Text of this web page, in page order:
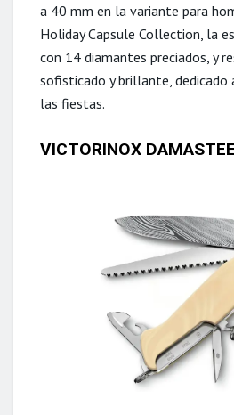
a 40 mm en la variante para
Holiday Capsule Collection, la
con 14 diamantes preciados, y
sofisticado y brillante, dedicado
las fiestas.
VICTORINOX